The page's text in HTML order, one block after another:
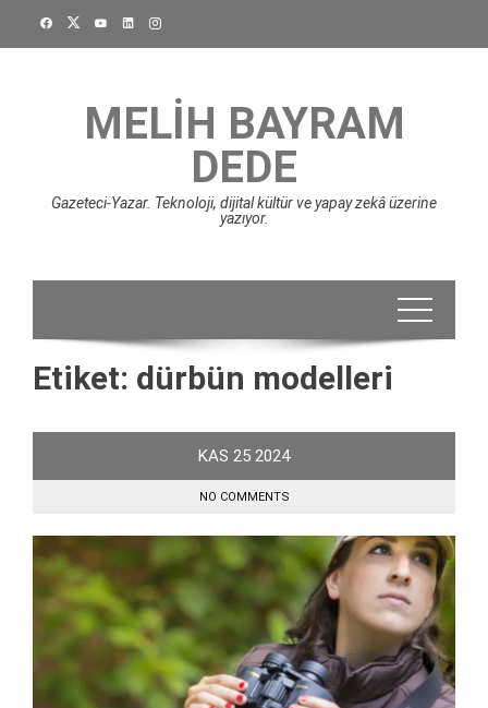
MELIH BAYRAM
DEDE
Gazeteci-Yazar. Teknoloji, dijital kültür ve yapay zekâ üzerine
yazıyor.
Etiket: dürbün modelleri
KAS 25 2024
NO COMMENTS